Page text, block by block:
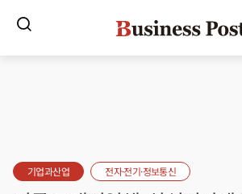
기업과산업 전자·전기·정보통신